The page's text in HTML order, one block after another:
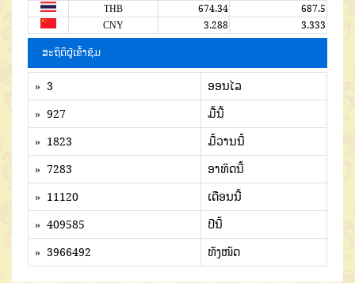
THB
674.34
687.5
CNY
3.288 3.333
ສະຖິຕິຜູ້ເຂົ້າຊົມ
» 3
ອອນໄລ
» 927
ມື້ນີ້
» 1823
ມື້ວານນີ້
» 7283
ອາທິດນີ້
» 11120
ເດືອນນີ້
» 409585
ປີນີ້
» 3966492
ທັງໜົດ